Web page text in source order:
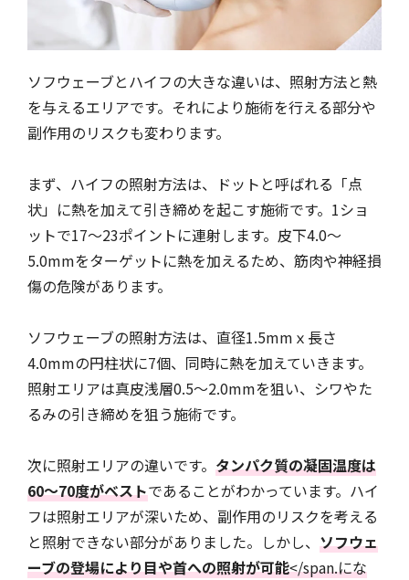
ソフウェーブとハイフの大きな違いは、照射方法と熱
を与えるエリアです。それにより施術を行える部分や
副作用のリスクも変わります。
まず、ハイフの照射方法は、ドットと呼ばれる「点
状」に熱を加えて引き締めを起こす施術です。1ショ
ットで17～23ポイントに連射します。皮下4.0～
5.0mmをターゲットに熱を加えるため、筋肉や神経損
傷の危険があります。
ソフウェーブの照射方法は、直径1.5mmｘ長さ
4.0mmの円柱状に7個、同時に熱を加えていきます。
照射エリアは真皮浅層0.5～2.0mmを狙い、シワやた
るみの引き締めを狙う施術です。
次に照射エリアの違いです。 タンパク質の凝固温度は
60～70度がベストであることがわかっています。ハイ
フは照射エリアが深いため、副作用のリスクを考える
と照射できない部分がありました。しかし、 ソフウェ
ーブの登場により目や首への照射が可能</span.にな